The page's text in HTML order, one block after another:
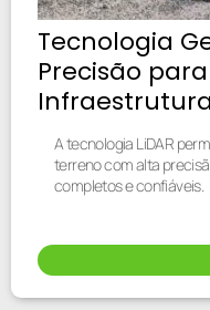
Tecnologia
Precisão
Infraestrutura
A tecnologia LiDAR
terreno com alta
completos e confiáveis.